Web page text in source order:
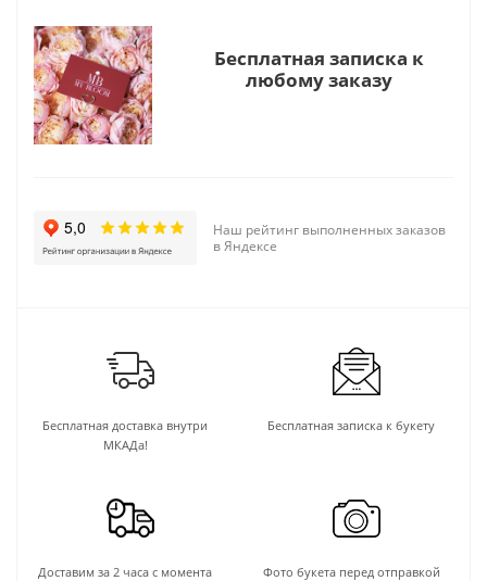
Бесплатная записка к
любому заказу
Наш рейтинг выполненных заказов
в Яндексе
Бесплатная доставка внутри
МКАДа!
Бесплатная записка к букету
Доставим за 2 часа с момента
Фото букета перед отправкой